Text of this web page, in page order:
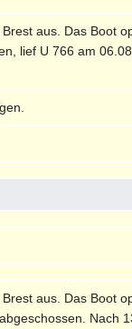
Brest aus. Das Boot
lief U 766 am
Brest aus. Das Boot
Nach